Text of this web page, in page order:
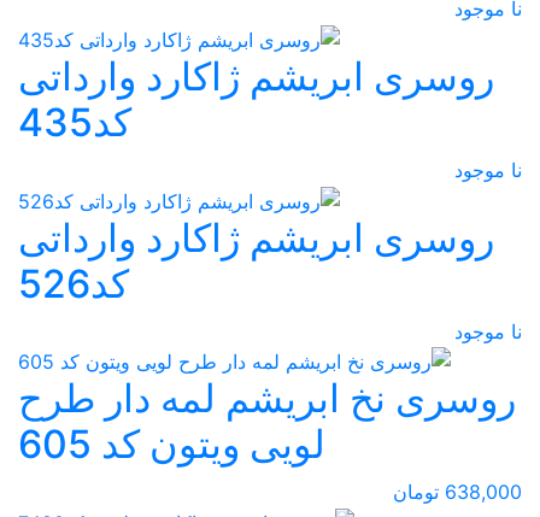
نا موجود
روسری ابریشم ژاکارد وارداتی
کد435
نا موجود
روسری ابریشم ژاکارد وارداتی
کد526
نا موجود
روسری نخ ابریشم لمه دار طرح
لویی ویتون کد 605
638,000 تومان